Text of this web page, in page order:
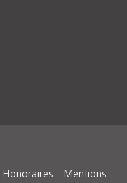
Honoraires
Mentions